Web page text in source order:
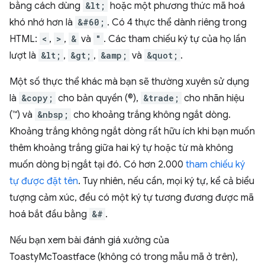
bằng cách dùng &lt; hoặc một phương thức mã hoá
khó nhớ hơn là &#60; . Có 4 thực thể dành riêng trong
HTML: < , > , & và " . Các tham chiếu ký tự của họ lần
lượt là &lt; , &gt; , &amp; và &quot; .
Một số thực thể khác mà bạn sẽ thường xuyên sử dụng
là &copy; cho bản quyền (©), &trade; cho nhãn hiệu
(™) và &nbsp; cho khoảng trắng không ngắt dòng.
Khoảng trắng không ngắt dòng rất hữu ích khi bạn muốn
thêm khoảng trắng giữa hai ký tự hoặc từ mà không
muốn dòng bị ngắt tại đó. Có hơn 2.000 tham chiếu ký
tự được đặt tên. Tuy nhiên, nếu cần, mọi ký tự, kể cả biểu
tượng cảm xúc, đều có một ký tự tương đương được mã
hoá bắt đầu bằng &# .
Nếu bạn xem bài đánh giá xưởng của
ToastyMcToastface (không có trong mẫu mã ở trên),